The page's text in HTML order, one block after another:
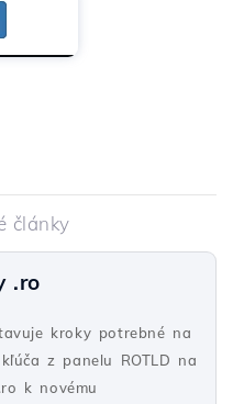
články
.ro
kroky potrebné na
z panelu ROTLD na
k novému